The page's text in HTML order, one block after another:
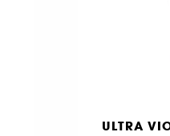
ULTRA